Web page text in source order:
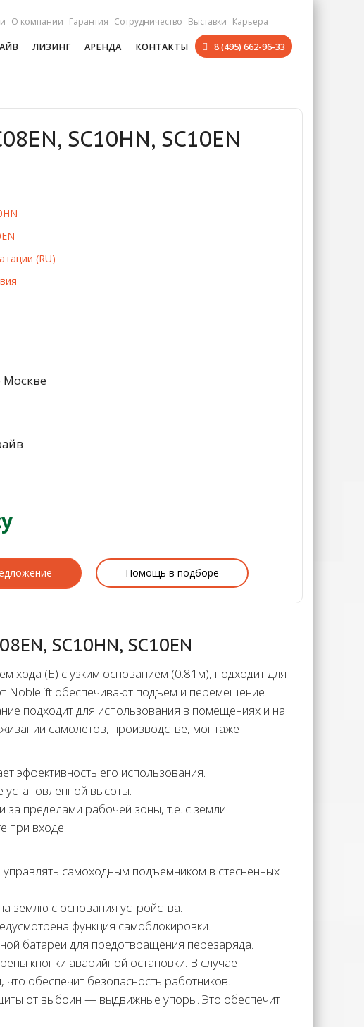
О компании Гарантия Сотрудничество Выставки Карьера
ЛИЗИНГ АРЕНДА КОНТАКТЫ 8 (495) 662-96-33
SC10HN, SC10EN
(RU)
Москве
Помощь в подборе
SC10HN, SC10EN
хода (E) с узким основанием (0.81м), подходит для
Noblelift обеспечивают подъем и перемещение
подходит для использования в помещениях и на
самолетов, производстве, монтаже
эффективность его использования.
установленной высоты.
пределами рабочей зоны, т.е. с земли.
при входе.
самоходным подъемником в стесненных
землю с основания устройства.
функция самоблокировки.
батареи для предотвращения перезаряда.
кнопки аварийной остановки. В случае
обеспечит безопасность работников.
от выбоин — выдвижные упоры. Это обеспечит